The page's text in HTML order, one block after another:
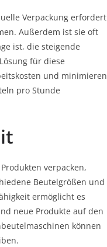
Verpackung erfordert
Außerdem ist sie oft
ist, die steigende
für diese
und minimieren
pro Stunde
verpacken,
Beutelgrößen und
ermöglicht es
neue Produkte auf den
können